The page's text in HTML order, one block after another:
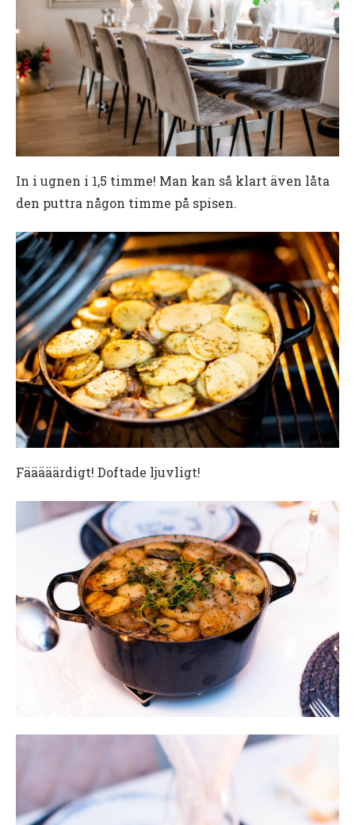
In i ugnen i 1,5 timme! Man kan så klart även låta
den puttra någon timme på spisen.
Fääääärdigt! Doftade ljuvligt!